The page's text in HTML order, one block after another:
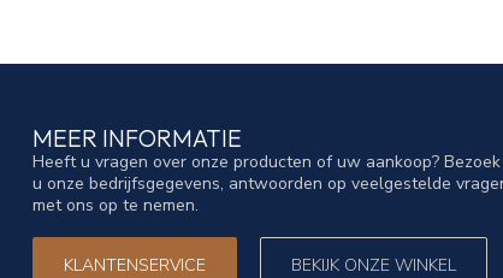
MEER INFORMATIE
Heeft u vragen over onze producten of uw aankoop?
u onze bedrijfsgegevens, antwoorden op veelgestelde
met ons op te nemen.
KLANTENSERVICE BEKIJK ONZE WINKEL